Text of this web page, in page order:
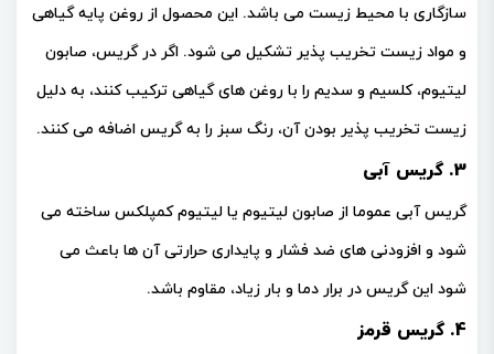
سازگاری با محیط زیست می باشد. این محصول از روغن پایه گیاهی
و مواد زیست تخریب پذیر تشکیل می شود. اگر در گریس، صابون
لیتیوم، کلسیم و سدیم را با روغن های گیاهی ترکیب کنند، به دلیل
زیست تخریب پذیر بودن آن، رنگ سبز را به گریس اضافه می کنند.
3. گریس آبی
گریس آبی عموما از صابون لیتیوم یا لیتیوم کمپلکس ساخته می
شود و افزودنی های ضد فشار و پایداری حرارتی آن ها باعث می
شود این گریس در برار دما و بار زیاد، مقاوم باشد.
4. گریس قرمز